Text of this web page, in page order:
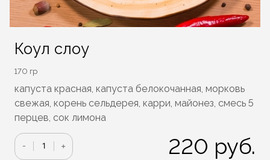
Коул слоу
170 гр
капуста красная, капуста белокочанная, морковь
свежая, корень сельдерея, карри, майонез, смесь 5
перцев, сок лимона
-Количество
+ 220 руб.